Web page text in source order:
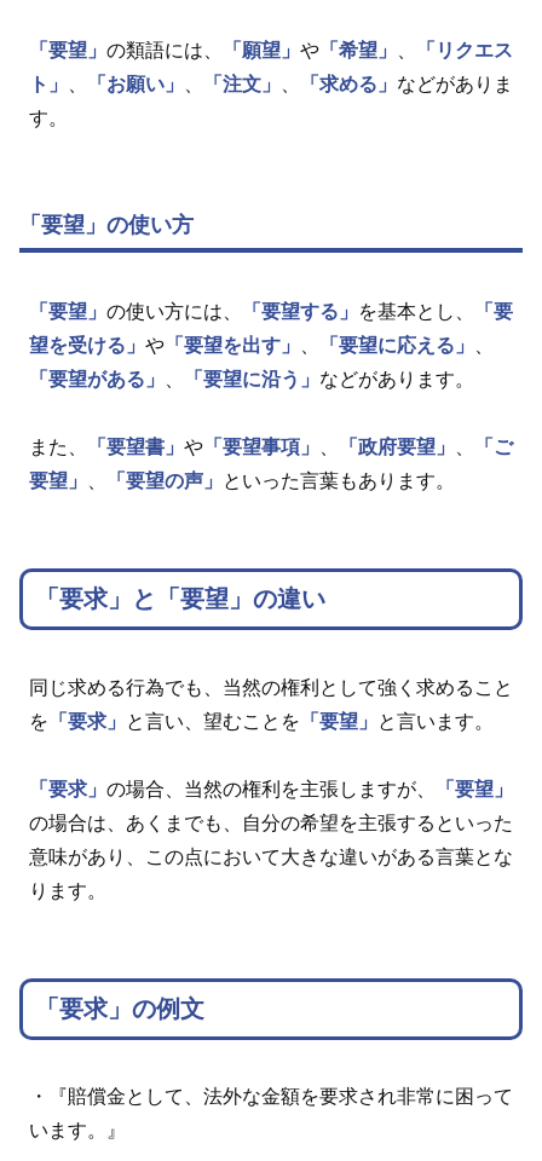
「要望」 の類語には、 「願望」 や 「希望」
「リクエス
ト」
「お願い」 「注文」 「求める」 などがありま
す。
「要望」の使い方
「要望」 の使い方には、 「要望する」 を基本とし、
「要
望を受ける」 や 「要望を出す」 「要望に応える」
「要望がある」
「要望に沿う」 などがあります。
また、 「要望書」 や 「要望事項」 「政府要望」
「ご
要望」
「要望の声」 といった言葉もあります。
「要求」と「要望」の違い
同じ求める行為でも、当然の権利として強く求めること
を 「要求」 と言い、望むことを 「要望」 と言います。
「要求」 の場合、当然の権利を主張しますが、
「要望」
の場合は、あくまでも、自分の希望を主張するといった
意味があり、この点において大きな違いがある言葉とな
ります。
「要求」の例文
・『賠償金として、法外な金額を要求され非常に困って
います。』